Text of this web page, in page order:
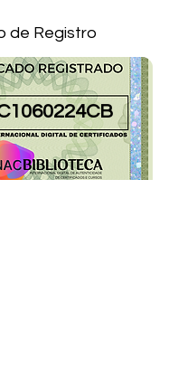
de Registro